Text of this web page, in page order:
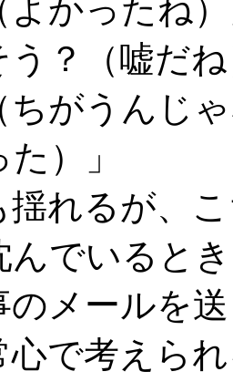
よかったね
う？（嘘だ
ちがうんじ
た）」
揺れるが、
んでいると
のメールを
心で考えら